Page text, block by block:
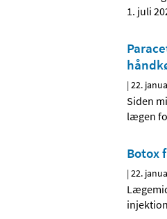
1. juli
|22.
Siden
lægen
Botox
|22.